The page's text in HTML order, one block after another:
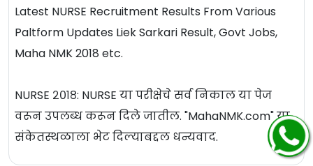
Latest NURSE Recruitment Results From Various
Paltform Updates Liek Sarkari Result, Govt Jobs,
Maha NMK 2018 etc.
NURSE २०१८: NURSE या परीक्षेचे सर्व निकाल या पेज
वरून उपलब्ध करून दिले जातील. "MahaNMK.com" या
संकेतस्थळाला भेट दिल्याबद्दल धन्यवाद.